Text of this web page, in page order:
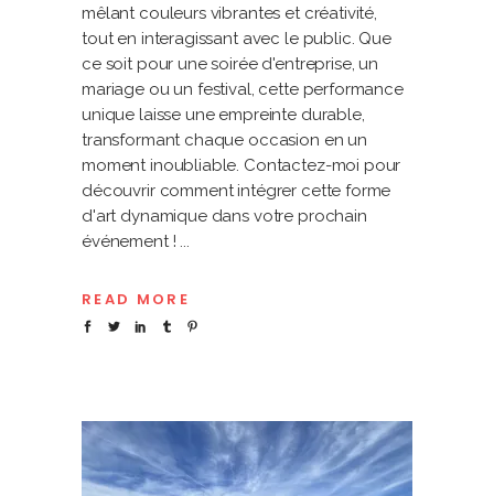
mêlant couleurs vibrantes et créativité,
tout en interagissant avec le public. Que
ce soit pour une soirée d'entreprise, un
mariage ou un festival, cette performance
unique laisse une empreinte durable,
transformant chaque occasion en un
moment inoubliable. Contactez-moi pour
découvrir comment intégrer cette forme
d'art dynamique dans votre prochain
événement !
READ MORE